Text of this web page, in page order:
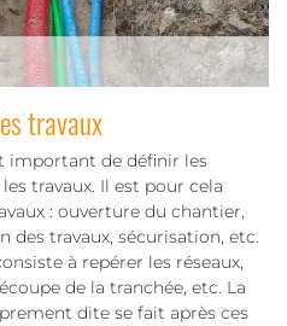
travaux
important de définir les
travaux. Il est pour cela
: ouverture du chantier,
des travaux, sécurisation, etc.
à repérer les réseaux,
de la tranchée, etc. La
dite se fait après ces